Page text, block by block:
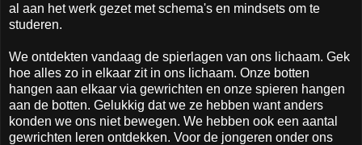
al aan het werk gezet met schema's en mindsets om te
studeren.
We ontdekten vandaag de spierlagen van ons lichaam. Gek
hoe alles zo in elkaar zit in ons lichaam. Onze botten
hangen aan elkaar via gewrichten en onze spieren hangen
aan de botten. Gelukkig dat we ze hebben want anders
konden we ons niet bewegen. We hebben ook een aantal
gewrichten leren ontdekken. Voor de jongeren onder ons